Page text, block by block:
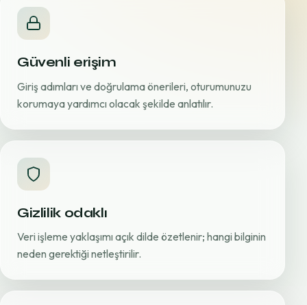
Güvenli erişim
Giriş adımları ve doğrulama önerileri, oturumunuzu
korumaya yardımcı olacak şekilde anlatılır.
Gizlilik odaklı
Veri işleme yaklaşımı açık dilde özetlenir; hangi bilginin
neden gerektiği netleştirilir.